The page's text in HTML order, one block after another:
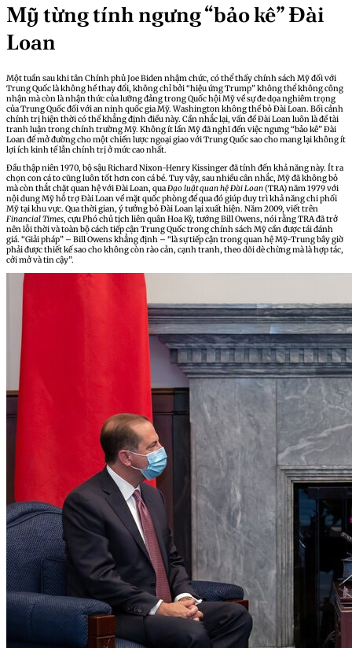
Mỹ từng tính ngưng “bảo kê” Đài
Loan
Một tuần sau khi tân Chính phủ Joe Biden nhậm chức, có thể thấy chính sách Mỹ đối với
Trung Quốc là không hề thay đổi, không chỉ bởi “hiệu ứng Trump” không thể không công
nhận mà còn là nhận thức của lưỡng đảng trong Quốc hội Mỹ về sự đe dọa nghiêm trọng
của Trung Quốc đối với an ninh quốc gia Mỹ. Washington không thể bỏ Đài Loan. Bối cảnh
chính trị hiện thời có thể khẳng định điều này. Cần nhắc lại, vấn đề Đài Loan luôn là đề tài
tranh luận trong chính trường Mỹ. Không ít lần Mỹ đã nghĩ đến việc ngưng “bảo kê” Đài
Loan để mở đường cho một chiến lược ngoại giao với Trung Quốc sao cho mang lại không ít
lợi ích kinh tế lẫn chính trị ở mức cao nhất.
Đầu thập niên 1970, bộ sậu Richard Nixon-Henry Kissinger đã tính đến khả năng này. Ít ra
chọn con cá to cũng luôn tốt hơn con cá bé. Tuy vậy, sau nhiều cân nhắc, Mỹ đã không bỏ
mà còn thắt chặt quan hệ với Đài Loan, quaĐạo luật quan hệ Đài Loan(TRA) năm 1979 với
nội dung Mỹ hỗ trợ Đài Loan về mặt quốc phòng để qua đó giúp duy trì khả năng chi phối
Mỹ tại khu vực. Qua thời gian, ý tưởng bỏ Đài Loan lại xuất hiện. Năm 2009, viết trên
Financial Times, cựu Phó chủ tịch liên quân Hoa Kỳ, tướng Bill Owens, nói rằng TRA đã trở
nên lỗi thời và toàn bộ cách tiếp cận Trung Quốc trong chính sách Mỹ cần được tái đánh
giá. “Giải pháp” – Bill Owens khẳng định – “là sự tiếp cận trong quan hệ Mỹ-Trung bây giờ
phải được thiết kế sao cho không còn rào cản, cạnh tranh, theo dõi dè chừng mà là hợp tác,
cởi mở và tin cậy”.